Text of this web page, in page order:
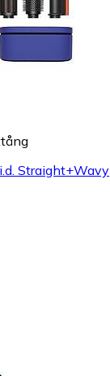
Straight+Wavy